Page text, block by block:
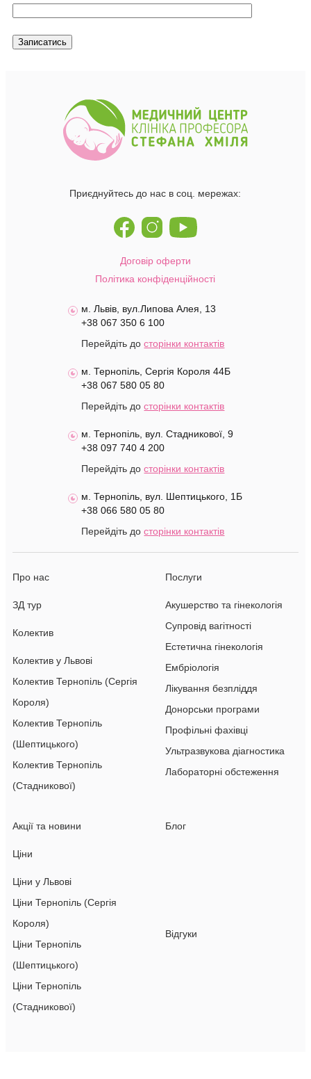
Приєднуйтесь до нас в соц. мережах:
Договір оферти
Політика конфіденційності
Про нас
ЗД тур
Колектив
Колектив у Львові
Колектив Тернопіль (Сергія
Короля)
Колектив Тернопіль
(Шептицького)
Колектив Тернопіль
(Стадникової)
Послуги
Акушерство та гінекологія
Супровід вагітності
Естетична гінекологія
Ембріологія
Лікування безпліддя
Донорськи програми
Профільні фахівці
Ультразвукова діагностика
Лабораторні обстеження
Ціни
Ціни у Львові
Ціни Тернопіль (Сергія
Короля)
Ціни Тернопіль
(Шептицького)
Ціни Тернопіль
(Стадникової)
Акції та новини Блог
Відгуки
м. Львів, вул.Липова Алея, 13
+38 067 350 6 100
Перейдіть досторінки контактів
м. Тернопіль, Сергія Короля 44Б
+38 067 580 05 80
Перейдіть досторінки контактів
м. Тернопіль, вул. Стадникової, 9
+38 097 740 4 200
Перейдіть досторінки контактів
м. Тернопіль, вул. Шептицького, 1Б
+38 066 580 05 80
Перейдіть досторінки контактів